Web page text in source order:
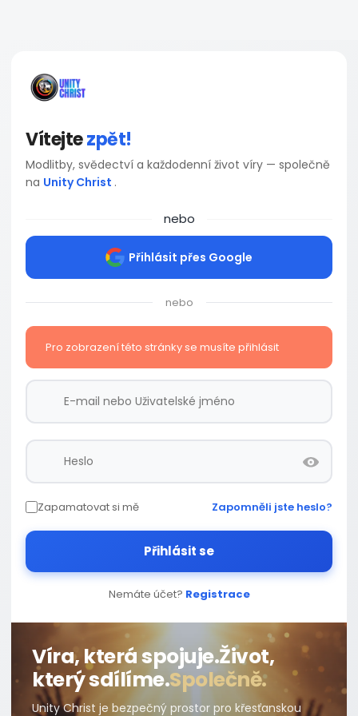
Vítejtezpět!
Modlitby, svědectví a každodenní život víry — společně
na Unity Christ .
nebo
Přihlásit přes Google
nebo
Pro zobrazení této stránky se musíte přihlásit
Zapamatovat si mě Zapomněli jste heslo?
Přihlásit se
Nemáte účet? Registrace
Víra, která spojuje.Život,
který sdílíme.Společně.
Unity Christ je bezpečný prostor pro křesťanskou